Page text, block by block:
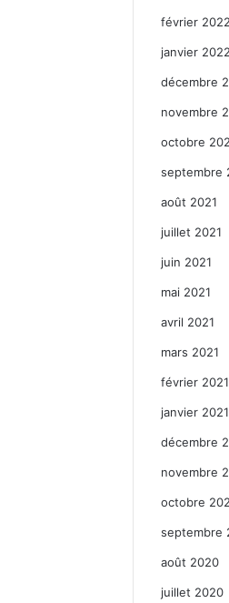
février 2022
janvier 2022
décembre
novembre
octobre
septembre
août 2021
juillet 2021
juin 2021
mai 2021
avril 2021
mars 2021
février 2021
janvier 2021
décembre
novembre
octobre
septembre
août 2020
juillet 2020